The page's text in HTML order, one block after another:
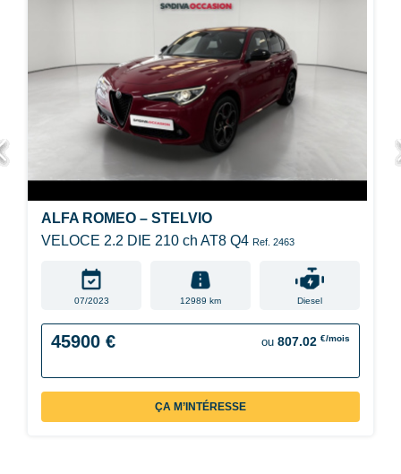
ALFA ROMEO – STELVIO
VELOCE 2.2 DIE 210 ch AT8 Q4 Ref. 2463
07/2023 12989 km Diesel
45900 € ou 807.02 €/mois
ÇA M’INTÉRESSE